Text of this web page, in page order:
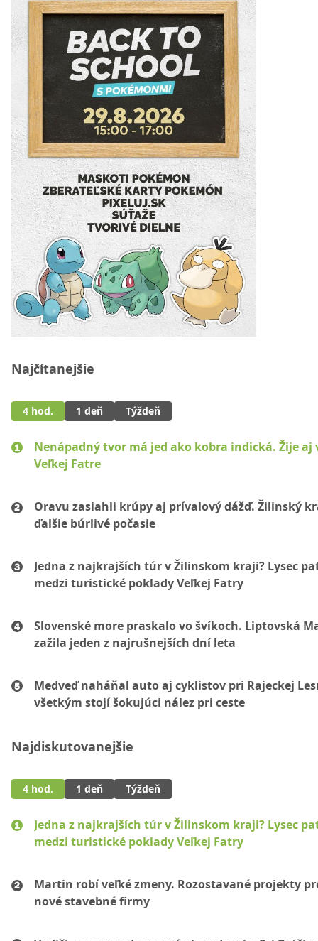
Najčítanejšie
4 hod. 1 deň Týždeň
Nenápadný tvor má jed ako kobra indická. Žije aj
Veľkej Fatre
Oravu zasiahli krúpy aj prívalový dážď. Žilinský
ďalšie búrlivé počasie
Jedna z najkrajších túr v Žilinskom kraji? Lysec
medzi turistické poklady Veľkej Fatry
Slovenské more praskalo vo švíkoch. Liptovská
zažila jeden z najrušnejších dní leta
Medveď naháňal auto aj cyklistov pri Rajeckej
všetkým stojí šokujúci nález pri ceste
Najdiskutovanejšie
4 hod. 1 deň Týždeň
Jedna z najkrajších túr v Žilinskom kraji? Lysec
medzi turistické poklady Veľkej Fatry
Martin robí veľké zmeny. Rozostavané projekty
nové stavebné firmy